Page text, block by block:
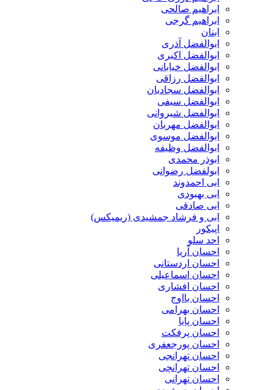
ابراهیم صالحی
ابراهیم گرجی
ابنان
ابوالفضل آذری
ابوالفضل اکبری
ابوالفضل خیابانی
ابوالفضل رزاقی
ابوالفضل سجادیان
ابوالفضل سیفی
ابوالفضل شیروانی
ابوالفضل مهربان
ابوالفضل موسوی
ابوالفضل وظیفه
ابوذر محمدی
ابولفضل رضوانی
ابی احمدوند
ابی بهبودی
ابی صادقی
ابی و فرشاد جمشیدی (ریمیکس)
اپیکور
احد سلو
احسان آریا
احسان اردستانی
احسان اسماعیلی
احسان افشاری
احسان بااوج
احسان بهرامی
احسان پایا
احسان پرفکت
احسان پورجعفری
احسان تهرانجی
احسان تهرانچی
احسان تهرانی